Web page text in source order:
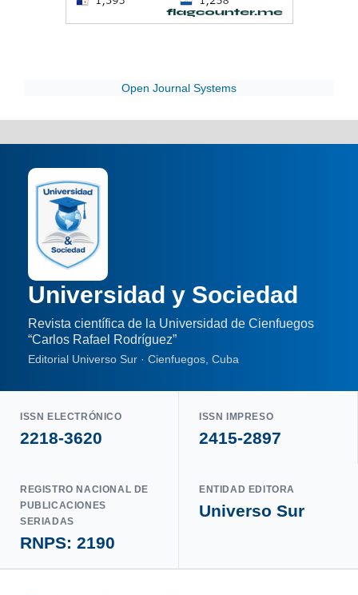
Open Journal Systems
Universidad y Sociedad
Revista científica de la Universidad de Cienfuegos
“Carlos Rafael Rodríguez”
Editorial Universo Sur · Cienfuegos, Cuba
ISSN ELECTRÓNICO
2218-3620
ISSN IMPRESO
2415-2897
REGISTRO NACIONAL DE
PUBLICACIONES
SERIADAS
RNPS: 2190
ENTIDAD EDITORA
Universo Sur